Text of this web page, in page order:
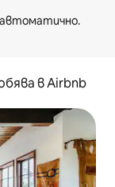
в Airbnb